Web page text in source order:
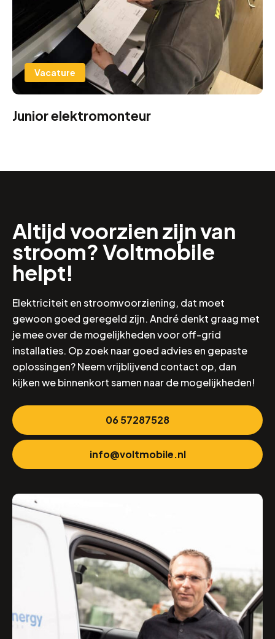
Vacature
Junior elektromonteur
Altijd voorzien zijn van
stroom? Voltmobile
helpt!
Elektriciteit en stroomvoorziening, dat moet
gewoon goed geregeld zijn. André denkt graag met
je mee over de mogelijkheden voor off-grid
installaties. Op zoek naar goed advies en gepaste
oplossingen? Neem vrijblijvend contact op, dan
kijken we binnenkort samen naar de mogelijkheden!
06 57287528
info@voltmobile.nl